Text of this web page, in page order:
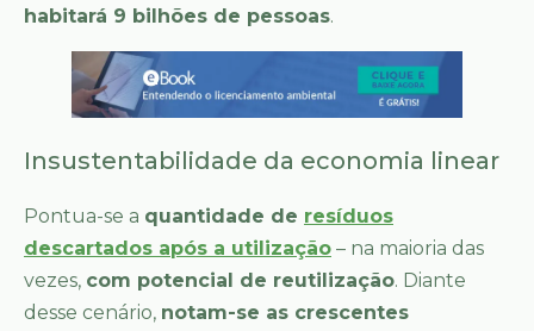
habitará 9 bilhões de pessoas.
Insustentabilidade da economia linear
Pontua-se a quantidade de resíduos
descartados após a utilização – na maioria das
vezes, com potencial de reutilização. Diante
desse cenário, notam-se as crescentes